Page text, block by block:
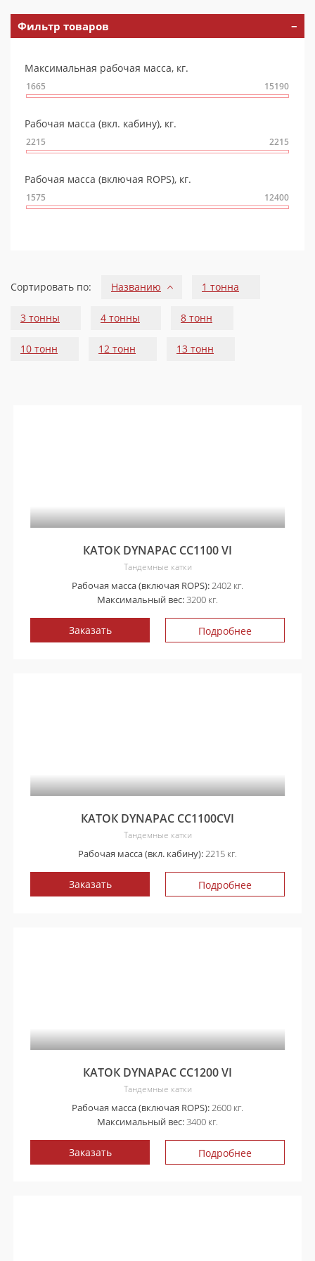
Статические катки
Катки для укладки асфальта
Выглаживающие плиты
Резцы Dynapac для дорожно-фрезерных работ
Фильтр товаров
Максимальная рабочая масса, кг.
Рабочая масса (вкл. кабину), кг.
Рабочая масса (включая ROPS), кг.
Сортировать по: Названию 1 тонна
3 тонны 4 тонны 8 тонн
10 тонн 12 тонн 13 тонн
КАТОК DYNAPAC CC1100 VI
Тандемные катки
Рабочая масса (включая ROPS):2402 кг.
Максимальный вес:3200 кг.
Заказать Подробнее
КАТОК DYNAPAC CC1100CVI
Тандемные катки
Рабочая масса (вкл. кабину):2215 кг.
Заказать Подробнее
КАТОК DYNAPAC CC1200 VI
Тандемные катки
Рабочая масса (включая ROPS):2600 кг.
Максимальный вес:3400 кг.
Заказать Подробнее